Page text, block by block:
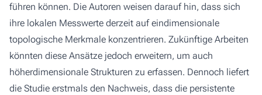
führen können. Die Autoren weisen darauf hin, dass sich
ihre lokalen Messwerte derzeit auf eindimensionale
topologische Merkmale konzentrieren. Zukünftige Arbeiten
könnten diese Ansätze jedoch erweitern, um auch
höherdimensionale Strukturen zu erfassen. Dennoch liefert
die Studie erstmals den Nachweis, dass die persistente